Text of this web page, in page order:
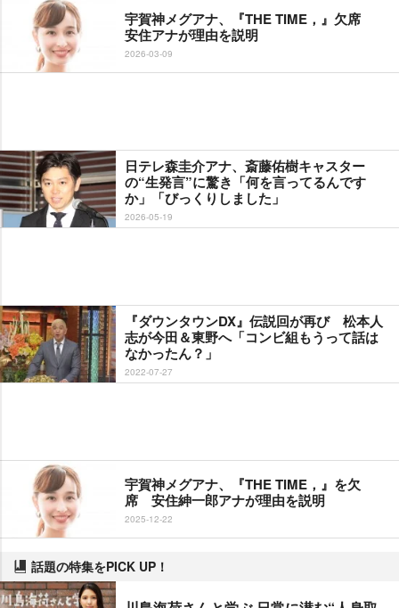
宇賀神メグアナ、『THE TIME，』欠席
安住アナが理由を説明
2026-03-09
日テレ森圭介アナ、斎藤佑樹キャスター
の“生発言”に驚き「何を言ってるんです
か」「びっくりしました」
2026-05-19
『ダウンタウンDX』伝説回が再び 松本人
志が今田＆東野へ「コンビ組もうって話は
なかったん？」
2022-07-27
宇賀神メグアナ、『THE TIME，』を欠
席 安住紳一郎アナが理由を説明
2025-12-22
話題の特集をPICK UP！